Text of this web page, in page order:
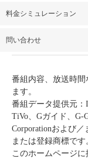
料金シミュレーション
問い合わせ
番組内容、放送時
ます。
番組データ提供元：
TiVo、Gガイド、G-
Corporationおよび
または登録商標です
このホームページ